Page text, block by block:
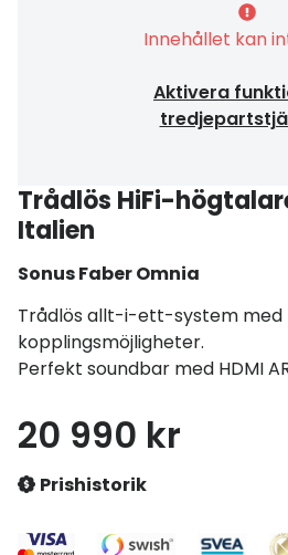
Innehållet kan
Aktivera
Trådlös HiFi-
Italien
Sonus FaberOmnia
Trådlös allt-i-ett-system med
kopplingsmöjligheter.
Perfekt soundbar med HDMI
20 990 kr
Prishistorik